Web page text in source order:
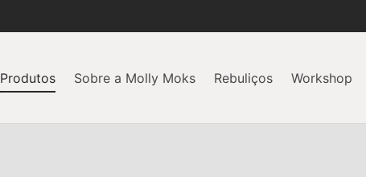
Produtos Sobre a Molly Moks Rebuliços Workshop